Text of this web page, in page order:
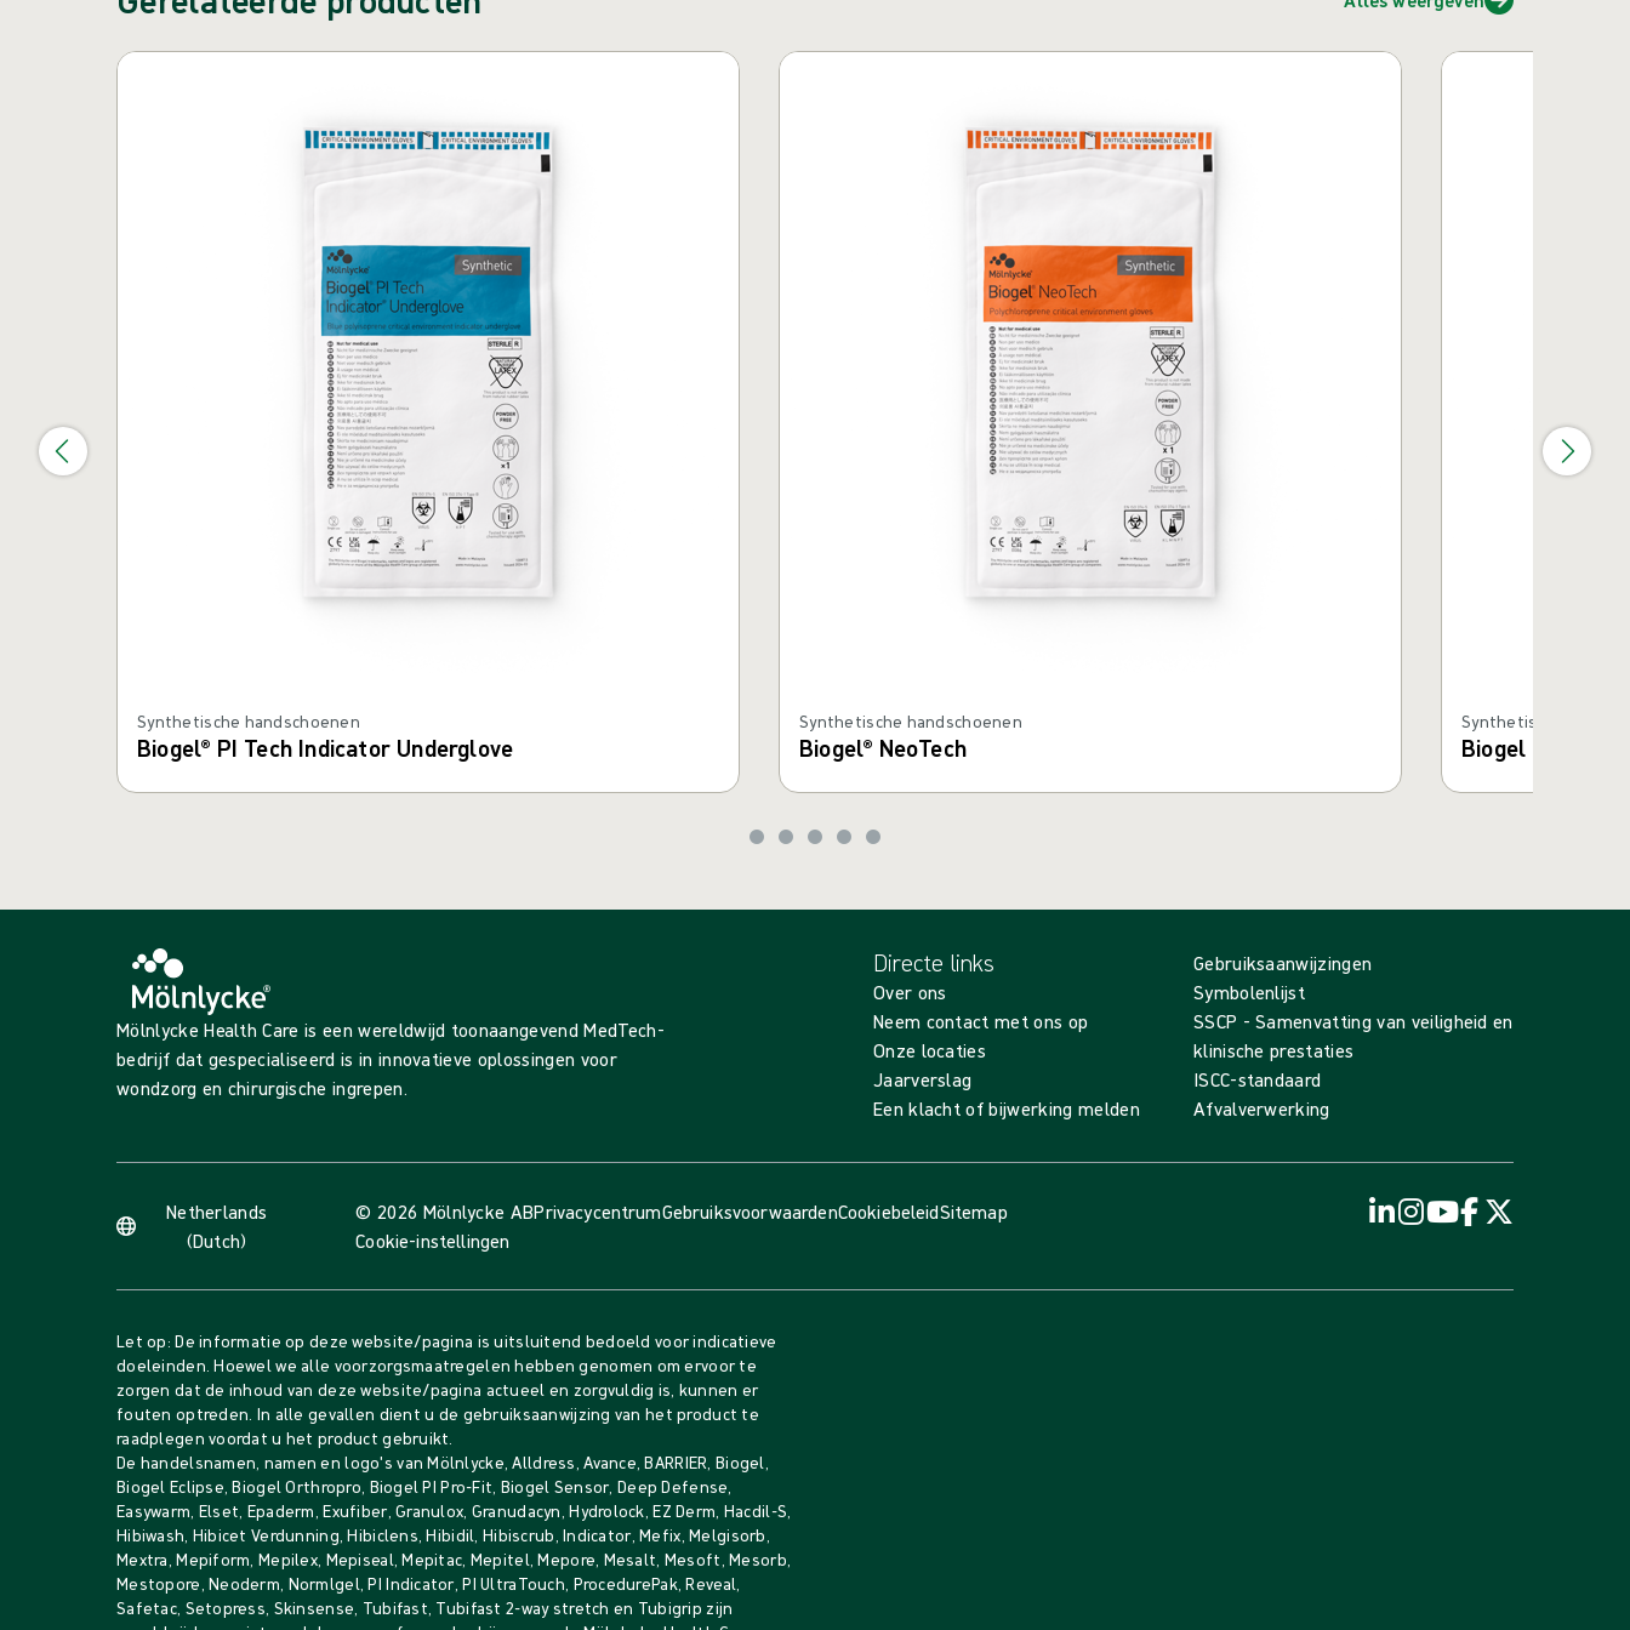
Synthetische handschoenen
Biogel® PI Tech Indicator Underglove
Synthetische handschoenen
Biogel® NeoTech
Synthetische
Biogel PI Micro
Mölnlycke Health Care is een wereldwijd toonaangevend MedTech-
bedrijf dat gespecialiseerd is in innovatieve oplossingen voor
wondzorg en chirurgische ingrepen.
Directe links
Over ons
Neem contact met ons op
Onze locaties
Jaarverslag
Een klacht of bijwerking melden
Gebruiksaanwijzingen
Symbolenlijst
SSCP - Samenvatting van veiligheid en
klinische prestaties
ISCC-standaard
Afvalverwerking
Netherlands
(Dutch)
© 2026 Mölnlycke ABPrivacycentrumGebruiksvoorwaardenCookiebeleidSitemap
Cookie-instellingen
Let op: De informatie op deze website/pagina is uitsluitend bedoeld voor indicatieve
doeleinden. Hoewel we alle voorzorgsmaatregelen hebben genomen om ervoor te
zorgen dat de inhoud van deze website/pagina actueel en zorgvuldig is, kunnen er
fouten optreden. In alle gevallen dient u de gebruiksaanwijzing van het product te
raadplegen voordat u het product gebruikt.
De handelsnamen, namen en logo's van Mölnlycke, Alldress, Avance, BARRIER, Biogel,
Biogel Eclipse, Biogel Orthropro, Biogel PI Pro-Fit, Biogel Sensor, Deep Defense,
Easywarm, Elset, Epaderm, Exufiber, Granulox, Granudacyn, Hydrolock, EZ Derm, Hacdil-S,
Hibiwash, Hibicet Verdunning, Hibiclens, Hibidil, Hibiscrub, Indicator, Mefix, Melgisorb,
Mextra, Mepiform, Mepilex, Mepiseal, Mepitac, Mepitel, Mepore, Mesalt, Mesoft, Mesorb,
Mestopore, Neoderm, Normlgel, PI Indicator, PI UltraTouch, ProcedurePak, Reveal,
Safetac, Setopress, Skinsense, Tubifast, Tubifast 2-way stretch en Tubigrip zijn